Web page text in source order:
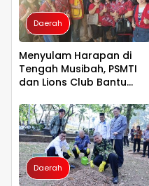
Daerah
Menyulam Harapan di
Tengah Musibah, PSMTI
dan Lions Club Bantu
Daerah